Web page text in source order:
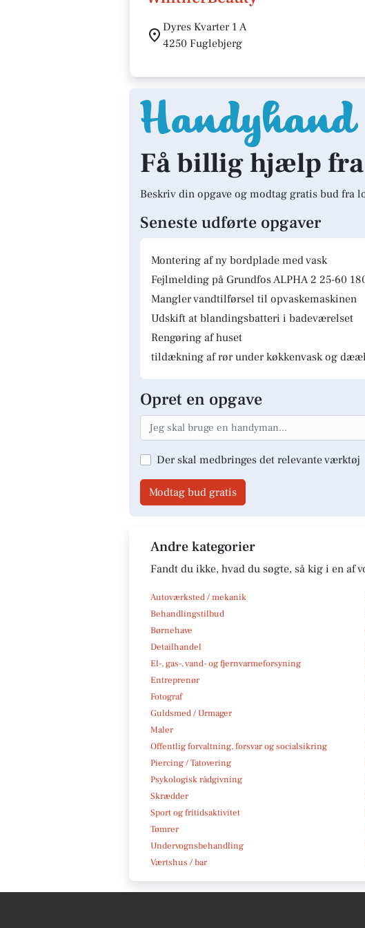
Dyres Kvarter 1 A
4250 Fuglebjerg
Få billig hjælp
Beskriv din opgave og modtag gratis bud fra
Seneste udførte opgaver
Montering af ny bordplade med vask
Fejlmelding på Grundfos ALPHA 2 25-60
Mangler vandtilførsel til opvaskemaskinen
Udskift at blandingsbatteri i badeværelset
Rengøring af huset
tildækning af rør under køkkenvask og
Opret en opgave
Der skal medbringes det relevante værktøj
Modtag bud gratis
Andre kategorier
Fandt du ikke, hvad du søgte, så kig i en af
Autoværksted / mekanik
Behandlingstilbud
Børnehave
Detailhandel
El-, gas-, vand- og fjernvarmeforsyning
Entreprenør
Fotograf
Guldsmed / Urmager
Maler
Offentlig forvaltning, forsvar og socialsikring
Piercing / Tatovering
Psykologisk rådgivning
Skrædder
Sport og fritidsaktivitet
Tømrer
Undervognsbehandling
Værtshus / bar